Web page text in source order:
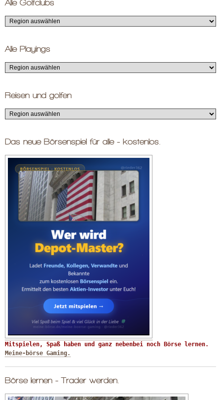
Alle Golfclubs
Alle Playings
Reisen und golfen
Das neue Börsenspiel für alle - kostenlos.
Meine-börse Gaming.
Börse lernen - Trader werden.